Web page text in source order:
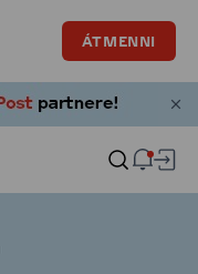
ÁTMENNI